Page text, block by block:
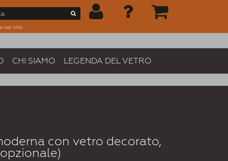
nel sito
CHI SIAMO LEGENDA DEL VETRO
con vetro decorato,